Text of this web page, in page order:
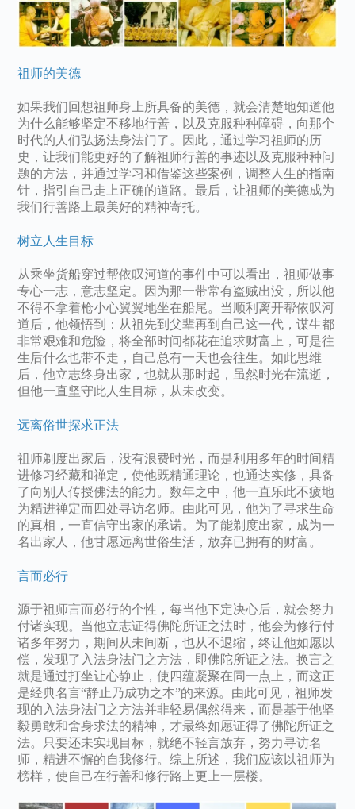
祖师的美德
如果我们回想祖师身上所具备的美德，就会清楚地知道他
为什么能够坚定不移地行善，以及克服种种障碍，向那个
时代的人们弘扬法身法门了。因此，通过学习祖师的历
史，让我们能更好的了解祖师行善的事迹以及克服种种问
题的方法，并通过学习和借鉴这些案例，调整人生的指南
针，指引自己走上正确的道路。最后，让祖师的美德成为
我们行善路上最美好的精神寄托。
树立人生目标
从乘坐货船穿过帮依叹河道的事件中可以看出，祖师做事
专心一志，意志坚定。因为那一带常有盗贼出没，所以他
不得不拿着枪小心翼翼地坐在船尾。当顺利离开帮依叹河
道后，他领悟到：从祖先到父辈再到自己这一代，谋生都
非常艰难和危险，将全部时间都花在追求财富上，可是往
生后什么也带不走，自己总有一天也会往生。如此思维
后，他立志终身出家，也就从那时起，虽然时光在流逝，
但他一直坚守此人生目标，从未改变。
远离俗世探求正法
祖师剃度出家后，没有浪费时光，而是利用多年的时间精
进修习经藏和禅定，使他既精通理论，也通达实修，具备
了向别人传授佛法的能力。数年之中，他一直乐此不疲地
为精进禅定而四处寻访名师。由此可见，他为了寻求生命
的真相，一直信守出家的承诺。为了能剃度出家，成为一
名出家人，他甘愿远离世俗生活，放弃已拥有的财富。
言而必行
源于祖师言而必行的个性，每当他下定决心后，就会努力
付诸实现。当他立志证得佛陀所证之法时，他会为修行付
诸多年努力，期间从未间断，也从不退缩，终让他如愿以
偿，发现了入法身法门之方法，即佛陀所证之法。换言之
就是通过打坐让心静止，使四蕴凝聚在同一点上，而这正
是经典名言“静止乃成功之本”的来源。由此可见，祖师发
现的入法身法门之方法并非轻易偶然得来，而是基于他坚
毅勇敢和舍身求法的精神，才最终如愿证得了佛陀所证之
法。只要还未实现目标，就绝不轻言放弃，努力寻访名
师，精进不懈的自我修行。综上所述，我们应该以祖师为
榜样，使自己在行善和修行路上更上一层楼。